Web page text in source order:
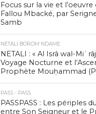
Focus sur la vie et l’oeuvre
Fallou Mbacké, par
Samb
NETALI BOROM NDAME
NETALI : « Al Isrâ wal-
Voyage Nocturne et
Prophète Mouḥammad
PASS - PASS
PASSPASS : Les périples
entre Son Seigneur et le